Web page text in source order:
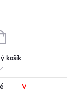
NÁKUPNÍ
košík
Výprodej